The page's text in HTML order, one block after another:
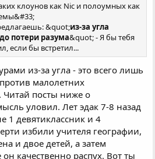
клоунов как Nic и полоумных как
&quot;из-за угла
потери разума&quot; - Я бы тебя
если бы встретил...
из-за угла - это всего лишь
малолетних
Читай посты ниже о
уловил. Лет эдак 7-8 назад
1 девятиклассник и 4
избили учителя географии,
и двое детей, а затем
качественно распух. Вот ты